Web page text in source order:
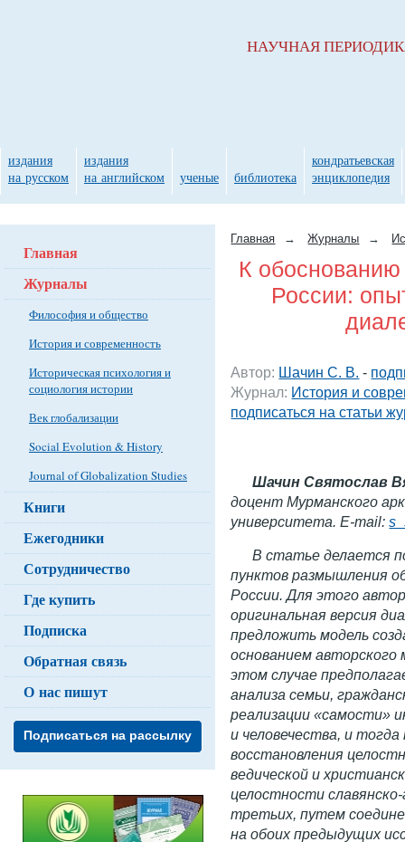
Главная → Журналы →
К
России:
Автор: Шачин С. В. -
Журнал: История и
подписаться на статьи
Шачин Святослав
доцент Мурманского
университета. E-mail:
В статье делается
пунктов размышления
России. Для этого
оригинальная версия
предложить модель
основанием авторского
этом случае
анализа семьи,
реализации «самости»
и человечества, и
восстановления
ведической и
целостности
третьих, путем
на обоих предыдущих
Главная
Журналы
Философия и общество
История и современность
Историческая психология и
социология истории
Век глобализации
Social Evolution & History
Journal of Globalization Studies
Книги
Ежегодники
Сотрудничество
Где купить
Подписка
Обратная связь
О нас пишут
Подписаться на рассылку
НАУЧНАЯ
издания
на русском
издания
на английском
ученые библиотека
кондратьевская
энциклопедия